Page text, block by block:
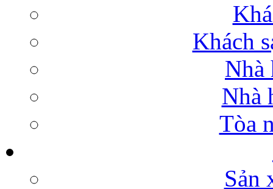
Khách
Nhà
Nhà
Tòa
Sản